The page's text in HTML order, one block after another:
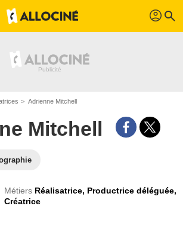
profil search
Adrienne Mitchell
Mitchell
Métiers Réalisatrice, Productrice déléguée,
Créatrice